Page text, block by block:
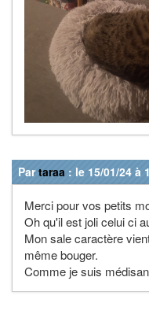
Partaraa : le 15/01/24 à
Merci pour vos petits
Oh qu'il est joli celui ci
Mon sale caractère
même bouger.
Comme je suis